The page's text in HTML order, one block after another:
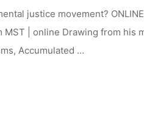
justice movement? ONLINE
MST | online Drawing from his
Accumulated …